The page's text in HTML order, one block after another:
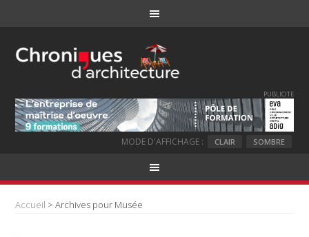
PUBLICITE
MODE D'AFFICHAGE : CLAIR SOMBRE
Accueil > Archives pour Musée